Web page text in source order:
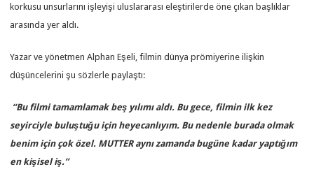
korkusu unsurlarını işleyişi uluslararası eleştirilerde öne çıkan başlıklar
arasında yer aldı.
Yazar ve yönetmen Alphan Eşeli, filmin dünya prömiyerine ilişkin
düşüncelerini şu sözlerle paylaştı:
“Bu filmi tamamlamak beş yılımı aldı. Bu gece, filmin ilk kez
seyirciyle buluştuğu için heyecanlıyım. Bu nedenle burada olmak
benim için çok özel. MUTTER aynı zamanda bugüne kadar yaptığım
en kişisel iş.”